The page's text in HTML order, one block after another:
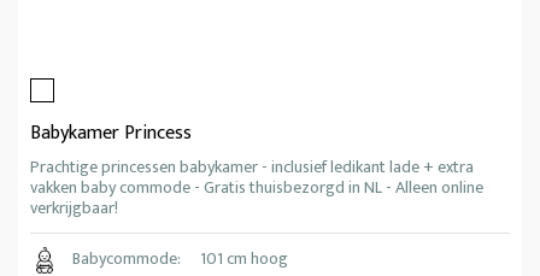
Babykamer Princess
Prachtige princessen babykamer - inclusief ledikant lade + extra
vakken baby commode - Gratis thuisbezorgd in NL - Alleen online
verkrijgbaar!
Babycommode:
101 cm hoog